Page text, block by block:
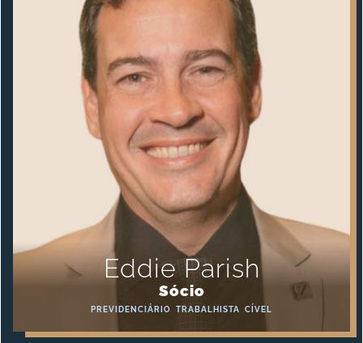
Eddie Parish
Sócio
PREVIDENCIÁRIO TRABALHISTA CÍVEL